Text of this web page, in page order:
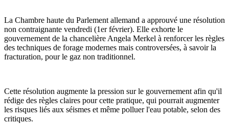
La Chambre haute du Parlement allemand a approuvé une résolution
non contraignante vendredi (1er février). Elle exhorte le
gouvernement de la chancelière Angela Merkel à renforcer les règles
des techniques de forage modernes mais controversées, à savoir la
fracturation, pour le gaz non traditionnel.
Cette résolution augmente la pression sur le gouvernement afin qu'il
rédige des règles claires pour cette pratique, qui pourrait augmenter
les risques liés aux séismes et même polluer l'eau potable, selon des
critiques.